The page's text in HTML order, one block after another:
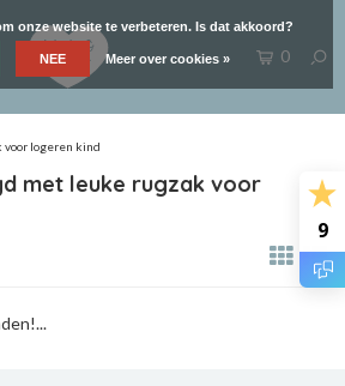
9
0
voor logeren kind
met leuke rugzak voor
onze website te verbeteren. Is dat akkoord?
NEE Meer over cookies »